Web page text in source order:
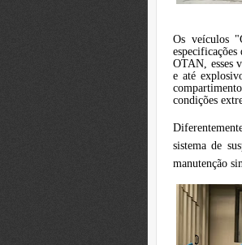
Os veículos
OTAN, esses
e até
condições
sistema de
manutenção